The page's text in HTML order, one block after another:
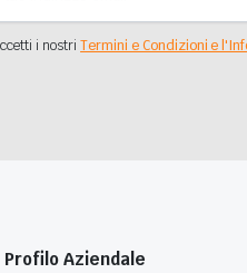
i nostriTermini e Condizioni e
Profilo Aziendale